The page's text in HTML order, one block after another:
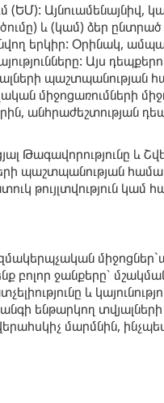
(ԵՄ): Այնուամենայնիվ,
և (կամ) ձեր ընտրած
երկիր: Օրինակ,
Այս
միջոցառումների
անհրաժեշտության
Թագավորությունը և
պաշտպանության
թույլտվություն կամ
ջանքերը՝
և
ենթարկող
մարմնին,